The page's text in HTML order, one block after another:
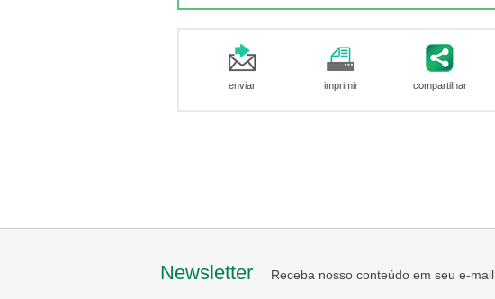
enviar imprimir compartilhar
Newsletter Receba nosso conteúdo em seu e-mail